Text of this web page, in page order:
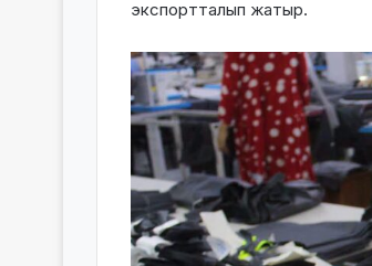
экспортталып жатыр.